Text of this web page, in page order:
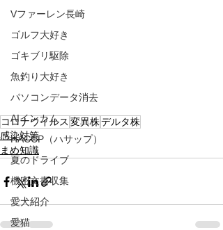
Vファーレン長崎
ゴルフ大好き
ゴキブリ駆除
魚釣り大好き
パソコンデータ消去
AIインカム
HACCP（ハサップ）
夏のドライブ
機密文書収集
愛犬紹介
愛猫
コロナウイルス 変異株デルタ株
感染対策
まめ知識